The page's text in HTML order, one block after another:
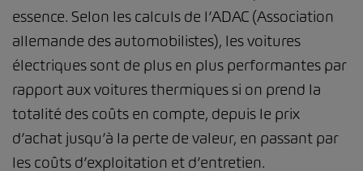
essence. Selon les calculs de l’ADAC (Association
allemande des automobilistes), les voitures
électriques sont de plus en plus performantes par
rapport aux voitures thermiques si on prend la
totalité des coûts en compte, depuis le prix
d’achat jusqu’à la perte de valeur, en passant par
les coûts d’exploitation et d’entretien.